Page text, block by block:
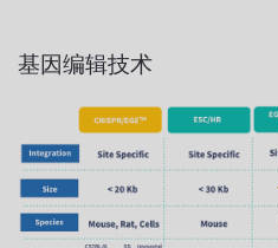
基因编辑技术